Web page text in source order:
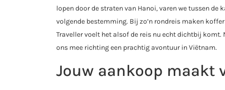
lopen door de straten van Hanoi, varen we tussen de
volgende bestemming. Bij zo’n rondreis maken
Traveller voelt het alsof de reis nu echt dichtbij
ons mee richting een prachtig avontuur in Viëtnam.
Jouw aankoop maakt